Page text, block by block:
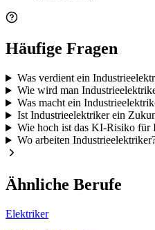
Häufige Fragen
Was verdient ein
Wie wird man
Was macht ein
Ist Industrieelektriker ein
Wie hoch ist das KI-Risiko für
Wo arbeiten
Ähnliche Berufe
Elektriker